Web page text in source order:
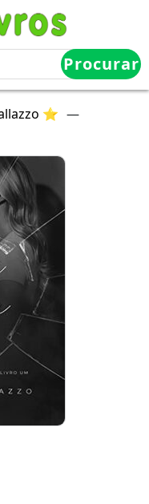
Procurar
⭐ —